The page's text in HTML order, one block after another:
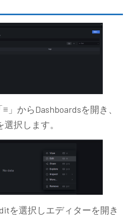
≡ 」からDashboardsを開き、
択します。
を選択しエディターを開き